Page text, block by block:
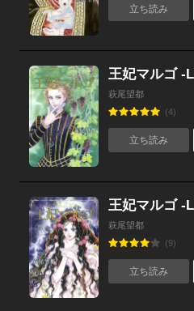
立ち読み
萩尾望都
(4)
立ち読み
萩尾望都
(9)
立ち読み